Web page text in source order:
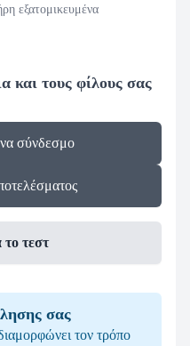
εξατομικευμένα
και τους φίλους σας
σύνδεσμο
τεστ
σας
τον τρόπο